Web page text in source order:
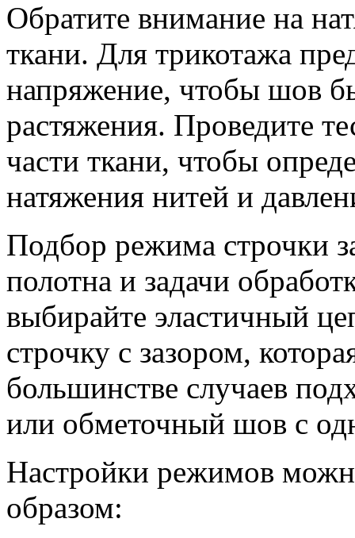
Обратите внимание на
ткани. Для трикотажа
напряжение, чтобы шов
растяжения. Проведите
части ткани, чтобы
натяжения нитей и
Подбор режима строчки
полотна и задачи
выбирайте эластичный
строчку с зазором,
большинстве случаев
или обметочный шов с
Настройки режимов
образом: